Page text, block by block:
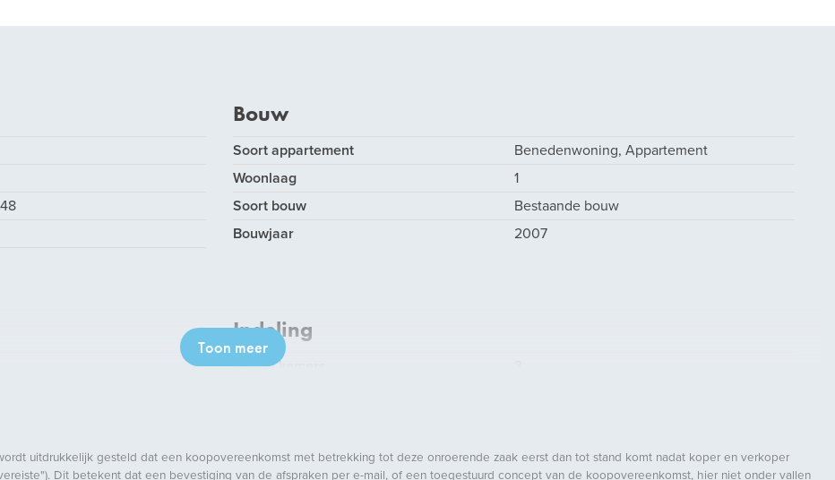
Bouw
Soort appartement
Benedenwoning, Appartement
Woonlaag
1
Soort bouw
Bestaande bouw
Bouwjaar
2007
Indeling
Aantal kamers
Aantal verdiepingen
Toon meer
uitdrukkelijk gesteld dat een koopovereenkomst met betrekking tot deze onroerende zaak eerst dan tot stand komt nadat koper en verkoper
Dit betekent dat een bevestiging van de afspraken per e-mail, of een toegestuurd concept van de koopovereenkomst, hier niet onder vallen